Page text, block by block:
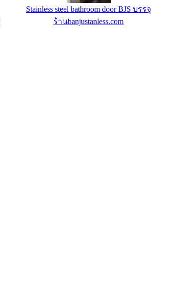
Stainless steel bathroom door BJS บรรจุ
ร้านbanjustanless.com